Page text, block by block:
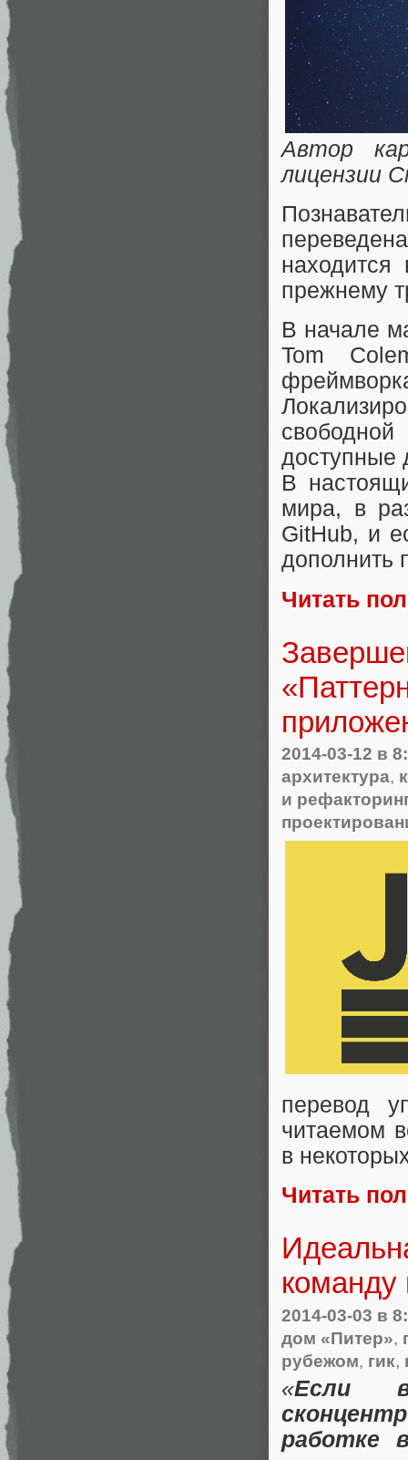
Автор
лицензии
прежнему
В начале
Tom
доступные
В
мира, в
GitHub, и
дополнить
Читать
2014-03-12 в
архитектура,
и
перевод
читаемом
в
Читать
команду
2014-03-03 в
дом «Питер»,
рубежом, гик,
«Если
работке